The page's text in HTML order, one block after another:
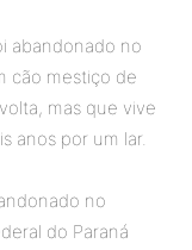
abandonado no
cão mestiço de
mas que vive
anos por um lar.
no
do Paraná